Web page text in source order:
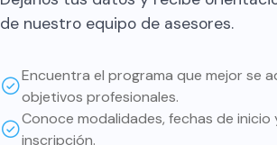
cómo iniciar en este
Sin embargo, la parte
profundizar por nuestra
cuenta en cada uno de
temas. Si bien muchas
de nuestro equipo de asesores.
Encuentra el programa que mejor se
objetivos profesionales.
Conoce modalidades, fechas de
inscripción.